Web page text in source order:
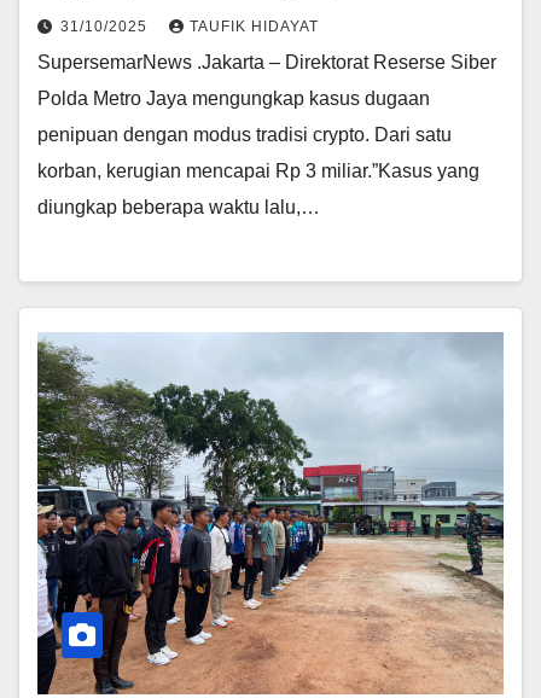
31/10/2025 TAUFIK HIDAYAT
SupersemarNews .Jakarta – Direktorat Reserse Siber
Polda Metro Jaya mengungkap kasus dugaan
penipuan dengan modus tradisi crypto. Dari satu
korban, kerugian mencapai Rp 3 miliar.”Kasus yang
diungkap beberapa waktu lalu,…